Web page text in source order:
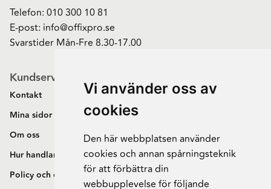
Vi använder oss av
cookies
Den här webbplatsen använder
cookies och annan spårningsteknik
för att förbättra din
webbupplevelse för följande
Telefon: 010 300 10 81
E-post: info@offixpro.se
Svarstider Mån-Fre 8.30-17.00
Kundservice
Kontakt
Mina sidor
Om oss
Hur handlar jag?
Policy och cookies